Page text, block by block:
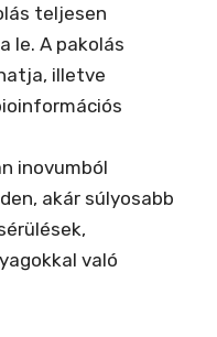
teljesen
le. A pakolás
illetve
inovumból
akár súlyosabb
való